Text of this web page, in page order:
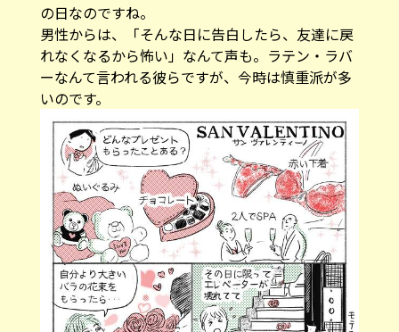
の日なのですね。
男性からは、「そんな日に告白したら、友達に戻
れなくなるから怖い」なんて声も。ラテン・ラバ
ーなんて言われる彼らですが、今時は慎重派が多
いのです。